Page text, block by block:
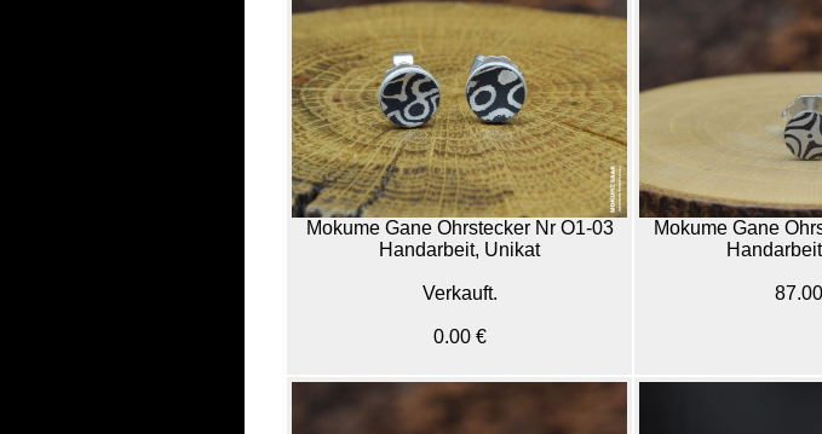
Mokume Gane Ohrstecker Nr O1-03
Handarbeit, Unikat
Verkauft.
0.00 €
Mokume Gane